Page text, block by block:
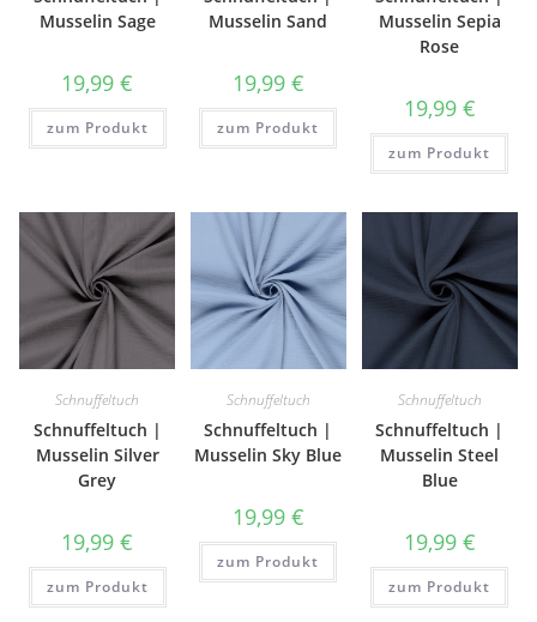
Musselin Sage
19,99€
zum Produkt
Musselin Sand
19,99 €
zum Produkt
Musselin Sepia
Rose
19,99 €
zum Produkt
Schnuffeltuch
Schnuffeltuch |
Musselin Silver
Grey
19,99€
zum Produkt
Schnuffeltuch
Schnuffeltuch |
Musselin Sky Blue
19,99 €
zum Produkt
Schnuffeltuch
Schnuffeltuch |
Musselin Steel
Blue
19,99 €
zum Produkt